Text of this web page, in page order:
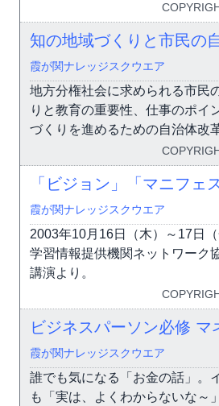
知の地域づくりと市民の
霞が関ナレッジスクウエア
地方分権社会に求められる市民
りと教育の重要性、仕事のポイ
づくりを進めるための自治体改
「ビジョン」「マニフェ
霞が関ナレッジスクウエア
2003年10月16日（木）～17日
学習情報提供機関ネットワーク
講演より。
ビジネスパーソン必修 マ
霞が関ナレッジスクウエア
誰でも気になる「お金の話」。
も「実は、よくわからないな～